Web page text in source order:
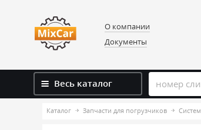
О компании
Документы
Весь каталог
Каталог Запчасти для погрузчиков